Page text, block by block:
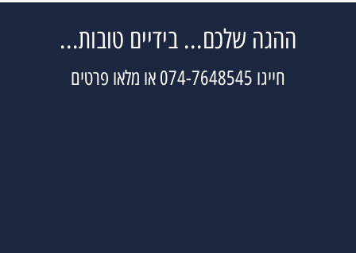
ההגה שלכם... בידיים טובות...
חייגו 074-7648545 או מלאו פרטים